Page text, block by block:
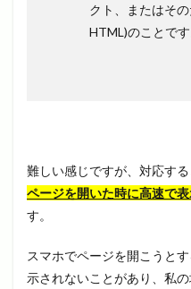
クト、またはそ
HTML)のことです
難しい感じですが、対応する
ページを開いた時に高速で
す。
スマホでページを開こうと
示されないことがあり、私の